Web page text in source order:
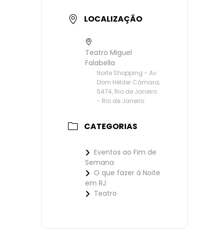
LOCALIZAÇÃO
Teatro Miguel
Falabella
Norte Shopping - Av.
Dom Hélder Câmara,
5474, Rio de Janeiro
- Rio de Janeiro
CATEGORIAS
Eventos ao Fim de
Semana
O que fazer à Noite
em RJ
Teatro